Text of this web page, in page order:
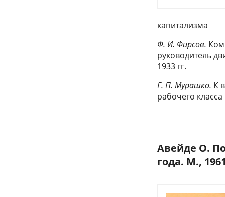
капитализма
Ф. И. Фирсов.
руководитель
1933 гг.
Г. П. Мурашко. К
рабочего класса
Авейде О.
года. М.,